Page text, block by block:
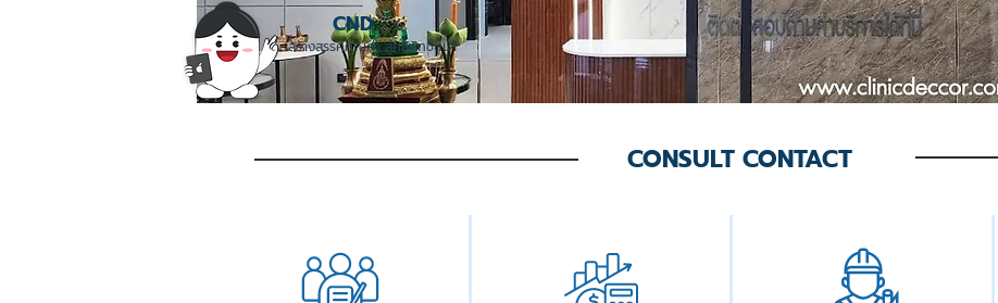
CND
สร้างสรรค์คุณค่า สู่คลินิกชั้นนำ
CONSULT CONTACT